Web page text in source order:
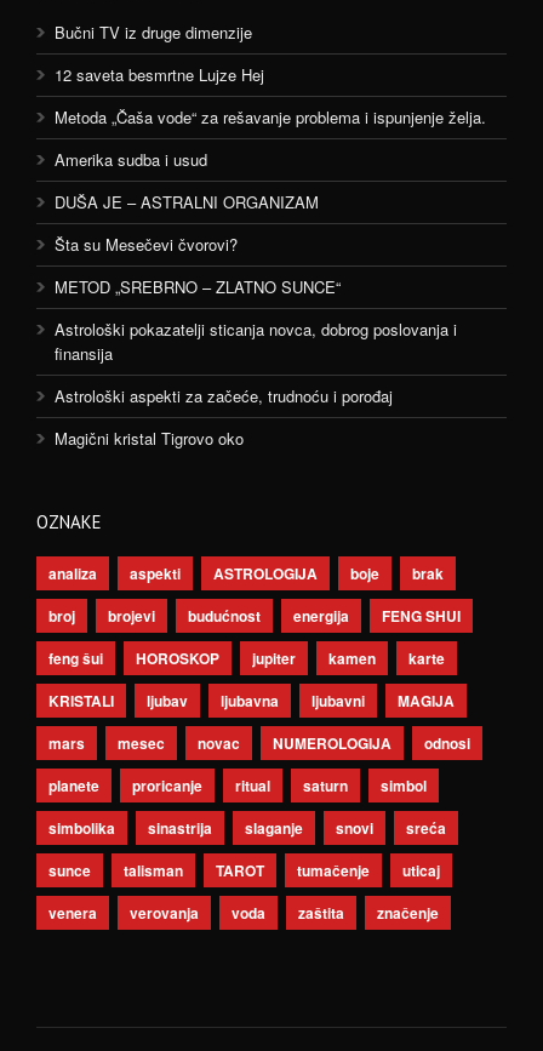
Bučni TV iz druge dimenzije
12 saveta besmrtne Lujze Hej
Metoda „Čaša vode“ za rešavanje problema i ispunjenje želja.
Amerika sudba i usud
DUŠA JE – ASTRALNI ORGANIZAM
Šta su Mesečevi čvorovi?
METOD „SREBRNO – ZLATNO SUNCE“
Astrološki pokazatelji sticanja novca, dobrog poslovanja i
finansija
Astrološki aspekti za začeće, trudnoću i porođaj
Magični kristal Tigrovo oko
OZNAKE
analiza aspekti ASTROLOGIJA boje
brak
broj
brojevi budućnost energija
FENG SHUI
feng šui
HOROSKOP jupiter kamen
karte
KRISTALI
ljubav ljubavna ljubavni
MAGIJA
mars
mesec novac NUMEROLOGIJA
odnosi
planete
proricanje ritual saturn
simbol
simbolika
sinastrija slaganje snovi
sreća
sunce
talisman TAROT tumačenje
uticaj
venera
verovanja voda zaštita značenje